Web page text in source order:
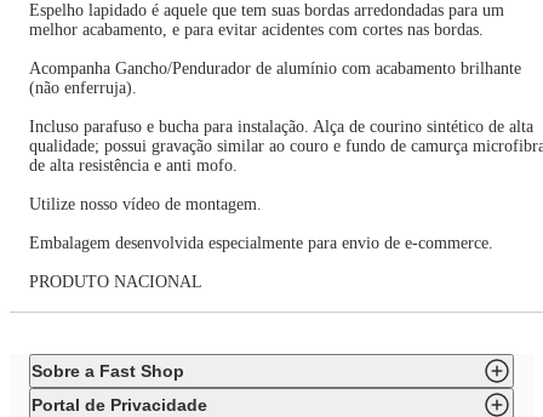
Espelho lapidado é aquele que tem suas bordas arredondadas para um
melhor acabamento, e para evitar acidentes com cortes nas bordas.
Acompanha Gancho/Pendurador de alumínio com acabamento brilhante
(não enferruja).
Incluso parafuso e bucha para instalação. Alça de courino sintético de alta
qualidade; possui gravação similar ao couro e fundo de camurça
de alta resistência e anti mofo.
Utilize nosso vídeo de montagem.
Embalagem desenvolvida especialmente para envio de e-commerce.
PRODUTO NACIONAL
Sobre a Fast Shop
Portal de Privacidade